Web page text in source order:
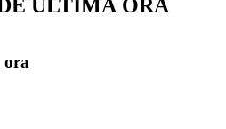
ULTIMĂ ORĂ